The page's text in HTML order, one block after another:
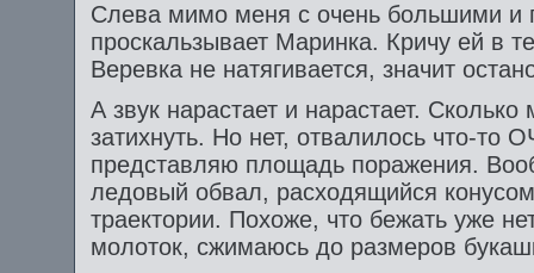
Слева мимо меня с очень большими и
проскальзывает Маринка. Кричу ей в
Веревка не натягивается, значит
А звук нарастает и нарастает.
затихнуть. Но нет, отвалилось что-
представляю площадь поражения.
ледовый обвал, расходящийся
траектории. Похоже, что бежать уже
молоток, сжимаюсь до размеров